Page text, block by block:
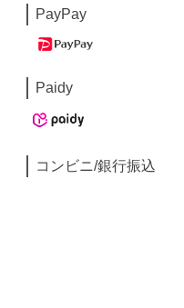
PayPay
Paidy
コンビニ/銀行振込